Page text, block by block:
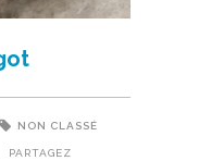
NON CLASSÉ
PARTAGEZ